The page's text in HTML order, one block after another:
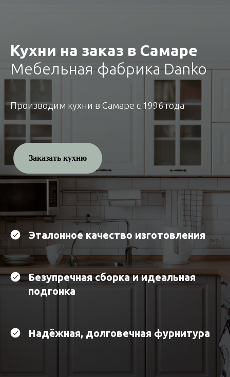
Кухни на заказ в Самаре
Мебельная фабрика Danko
Производим кухни в Самаре с 1996 года
Заказать кухню
Эталонное качество изготовления
Безупречная сборка и идеальная
подгонка
Надёжная, долговечная фурнитура